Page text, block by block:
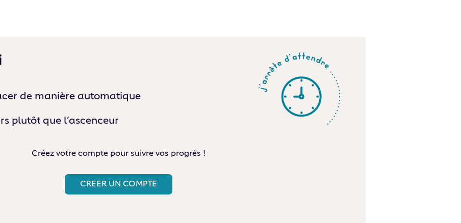
de manière automatique
plutôt que l’ascenceur
Créez votre compte pour suivre vos progrés !
CREER UN COMPTE